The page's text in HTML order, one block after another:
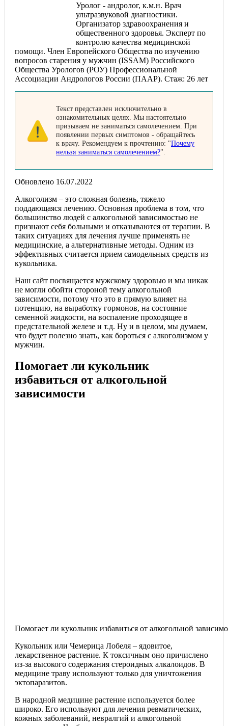
Уролог - андролог, к.м.н. Врач
ультразвуковой диагностики.
Организатор здравоохранения и
общественного здоровья. Эксперт по
контролю качества медицинской
помощи. Член Европейского Общества по изучению
вопросов старения у мужчин (ISSAM) Российского
Общества Урологов (РОУ) Профессиональной
Ассоциации Андрологов России (ПААР). Стаж: 26 лет
Текст представлен исключительно в
ознакомительных целях. Мы настоятельно
призываем не заниматься самолечением. При
появлении первых симптомов - обращайтесь
к врачу. Рекомендуем к прочтению: "Почему
нельзя заниматься самолечением?".
Обновлено 16.07.2022
Алкоголизм – это сложная болезнь, тяжело
поддающаяся лечению. Основная проблема в том, что
большинство людей с алкогольной зависимостью не
признают себя больными и отказываются от терапии. В
таких ситуациях для лечения лучше применять не
медицинские, а альтернативные методы. Одним из
эффективных считается прием самодельных средств из
кукольника.
Наш сайт посвящается мужскому здоровью и мы никак
не могли обойти стороной тему алкогольной
зависимости, потому что это в прямую влияет на
потенцию, на выработку гормонов, на состояние
семенной жидкости, на воспаление проходящее в
предстательной железе и т.д. Ну и в целом, мы думаем,
что будет полезно знать, как бороться с алкоголизмом у
мужчин.
Помогает ли кукольник
избавиться от алкогольной
зависимости
Помогает ли кукольник избавиться от алкогольной
Кукольник или Чемерица Лобеля – ядовитое,
лекарственное растение. К токсичным оно причислено
из-за высокого содержания стероидных алкалоидов. В
медицине траву используют только для уничтожения
эктопаразитов.
В народной медицине растение используется более
широко. Его используют для лечения ревматических,
кожных заболеваний, невралгий и алкогольной